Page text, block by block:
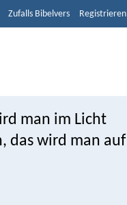
Zufalls Bibelvers Registrieren
man im Licht
das wird man auf